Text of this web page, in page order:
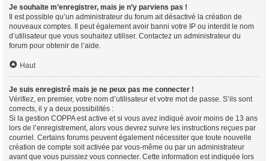
Je souhaite m’enregistrer, mais je n’y parviens pas !
Il est possible qu’un administrateur du forum ait désactivé la création de
nouveaux comptes. Il peut également avoir banni votre IP ou interdit le nom
d’utilisateur que vous souhaitez utiliser. Contactez un administrateur du
forum pour obtenir de l’aide.
Haut
Je suis enregistré mais je ne peux pas me connecter !
Vérifiez, en premier, votre nom d’utilisateur et votre mot de passe. S’ils sont
corrects, il y a deux possibilités :
Si la gestion COPPA est active et si vous avez indiqué avoir moins de 13 ans
lors de l’enregistrement, alors vous devrez suivre les instructions reçues par
courriel. Certains forums peuvent également nécessiter que toute nouvelle
création de compte soit activée par vous-même ou par un administrateur
avant que vous puissiez vous connecter. Cette information est indiquée lors